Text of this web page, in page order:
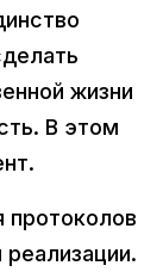
жизни
В этом
протоколов